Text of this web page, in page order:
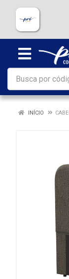
INÍCIO